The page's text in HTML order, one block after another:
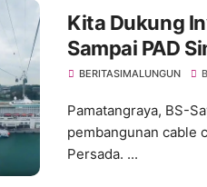
Kita Dukung
Sampai PAD
BERITASIMALUNGUN
Pamatangraya, BS-
pembangunan cable
Persada. ...